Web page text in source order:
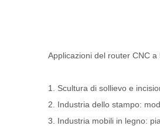
Applicazioni del router CNC a
1. Scultura di sollievo e
2. Industria dello stampo:
3. Industria mobili in legno: